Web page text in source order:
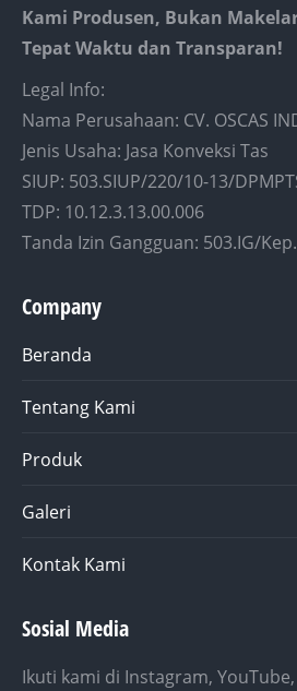
Kami Produsen, Bukan
Tepat Waktu dan Transparan!
Legal Info:
Nama Perusahaan: CV. OSCAS
Jenis Usaha: Jasa Konveksi Tas
SIUP: 503.SIUP/220/10-13/
TDP: 10.12.3.13.00.006
Tanda Izin Gangguan: 503.IG/
Company
Beranda
Tentang Kami
Produk
Galeri
Kontak Kami
Sosial Media
Ikuti kami di Instagram,